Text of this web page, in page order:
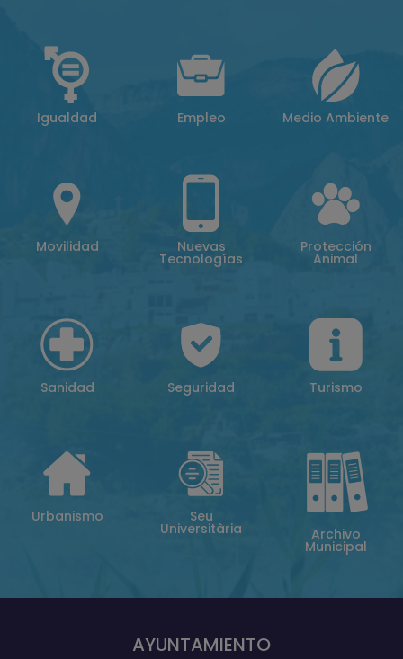
Igualdad Empleo Medio Ambiente
Movilidad Nuevas
Tecnologías
Protección
Animal
Sanidad Seguridad Turismo
Urbanismo Seu
Universitària Archivo
Municipal
AYUNTAMIENTO